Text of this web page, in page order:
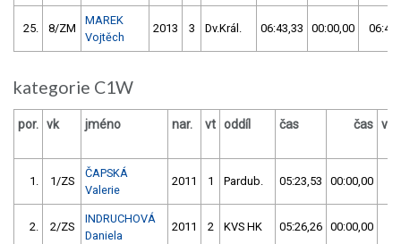
25. 8/ZM
MAREK
Vojtěch
2013 3 Dv.Král. 06:43,33 00:00,00
kategorie C1W
por. vk jméno nar. vt oddíl čas čas
1. 1/ZS
ČAPSKÁ
Valerie
2011 1 Pardub. 05:23,53 00:00,00
2. 2/ZS
INDRUCHOVÁ
Daniela
2011 2 KVS HK 05:26,26 00:00,00